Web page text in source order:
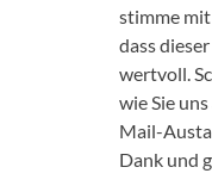
stimme mit
dass
wertvoll.
wie Sie
Mail-
Dank und